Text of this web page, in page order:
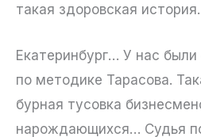
такая здоровская история.
Екатеринбург… У нас были
по методике Тарасова.
бурная тусовка
нарождающихся… Судья